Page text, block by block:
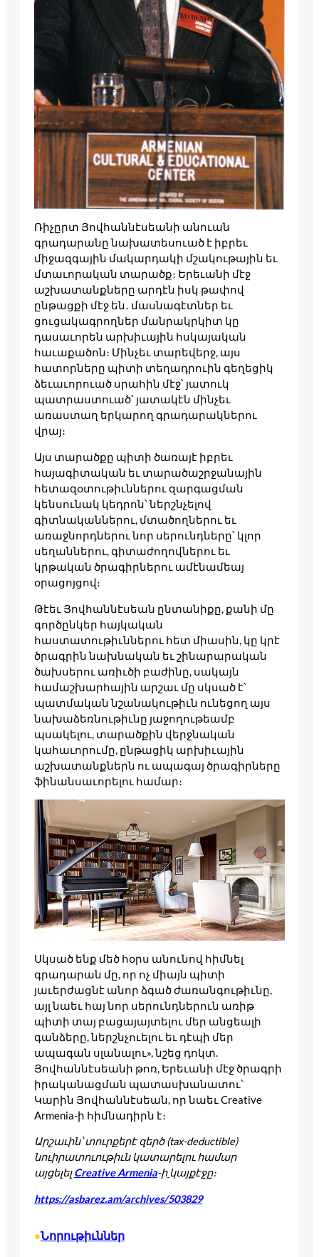
Ռիչըրտ Յովհաննէսեանի անուան
գրադարանը նախատեսուած է իբրեւ
միջազգային մակարդակի մշակութային եւ
մտաւորական տարածք։ Երեւանի մէջ
աշխատանքները արդէն իսկ թափով
ընթացքի մէջ են․ մասնագէտներ եւ
ցուցակագրողներ մանրակրկիտ կը
դասաւորեն արխիւային հսկայական
հաւաքածոն։ Մինչեւ տարեվերջ, այս
հատորները պիտի տեղադրուին գեղեցիկ
ձեւաւորուած սրահին մէջ՝ յատուկ
պատրաստուած՝ յատակէն մինչեւ
առաստաղ երկարող գրադարակներու
վրայ։
Այս տարածքը պիտի ծառայէ իբրեւ
հայագիտական եւ տարածաշրջանային
հետազօտութիւններու զարգացման
կենսունակ կեդրոն՝ ներշնչելով
գիտնականներու, մտածողներու եւ
առաջնորդներու նոր սերունդները՝ կլոր
սեղաններու, գիտաժողովներու եւ
կրթական ծրագիրներու ամէնամեայ
օրացոյցով։
Թէեւ Յովհաննէսեան ընտանիքը, քանի մը
գործընկեր հայկական
հաստատութիւններու հետ միասին, կը կրէ
ծրագրին նախնական եւ շինարարական
ծախսերու առիւծի բաժինը, սակայն
համաշխարհային արշաւ մը սկսած է՝
պատմական նշանակութիւն ունեցող այս
նախաձեռնութիւնը յաջողութեամբ
պսակելու, տարածքին վերջնական
կահաւորումը, ընթացիկ արխիւային
աշխատանքներն ու ապագայ ծրագիրները
ֆինանսաւորելու համար։
Սկսած ենք մեծ հօրս անունով հիմնել
գրադարան մը, որ ոչ միայն պիտի
յաւերժացնէ անոր ձգած ժառանգութիւնը,
այլ նաեւ հայ նոր սերունդներուն առիթ
պիտի տայ բացայայտելու մեր անցեալի
գանձերը, ներշնչուելու եւ դէպի մեր
ապագան սլանալու», նշեց դոկտ.
Յովհաննէսեանի թոռ, Երեւանի մէջ ծրագրի
իրականացման պատասխանատու՝
Կարին Յովհաննէսեան, որ նաեւ Creative
Armenia-ի հիմնադիրն է։
Արշաւին՝ տուրքերէ զերծ (tax-deductible)
նուիրատուութիւն կատարելու համար
այցելելCreative Armenia-ի կայքէջը։
https://asbarez.am/archives/503829
•Նորութիւններ